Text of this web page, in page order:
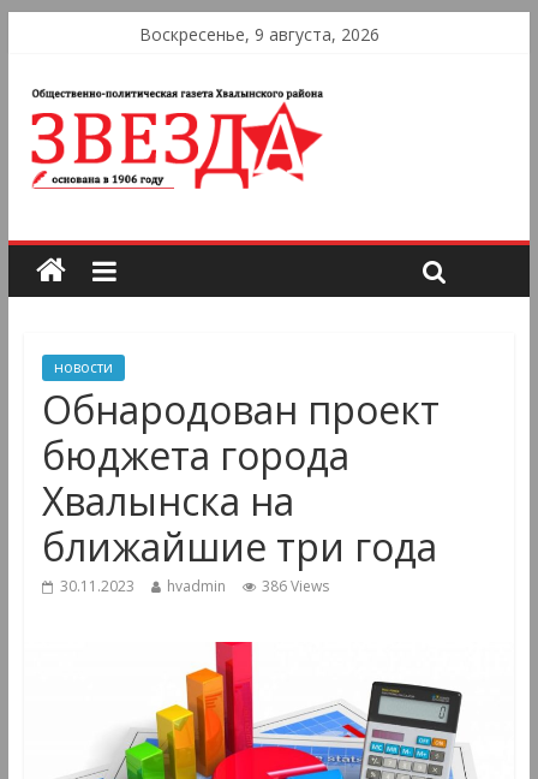
Воскресенье, 9 августа, 2026
новости
Обнародован проект
бюджета города
Хвалынска на
ближайшие три года
30.11.2023 hvadmin 386 Views